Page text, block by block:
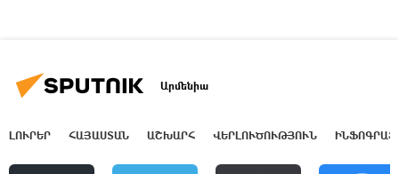
Արմենիա
ԼՈՒՐԵՐ ՀԱՅԱՍՏԱՆ ԱՇԽԱՐՀ ՎԵՐԼՈՒԾՈՒԹՅՈՒՆ